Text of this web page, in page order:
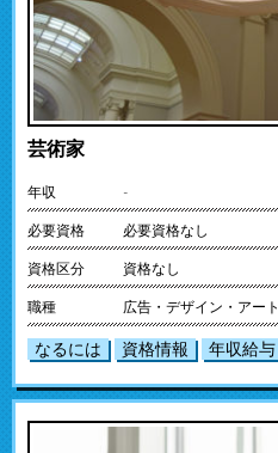
芸術家
年収 -
必要資格 必要資格なし
資格区分 資格なし
職種 広告・デザイン・アート
なるには 資格情報 年収給与